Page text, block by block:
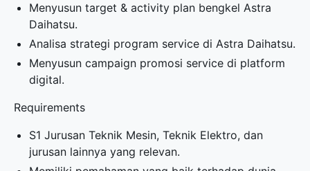
Menyusun target & activity plan bengkel Astra
Daihatsu.
Analisa strategi program service di Astra Daihatsu.
Menyusun campaign promosi service di platform
digital.
Requirements
S1 Jurusan Teknik Mesin, Teknik Elektro, dan
jurusan lainnya yang relevan.